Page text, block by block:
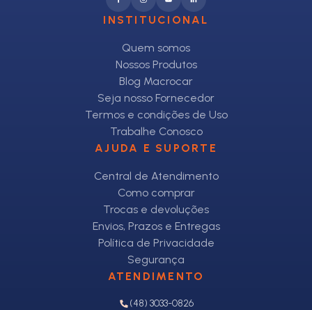
INSTITUCIONAL
Quem somos
Nossos Produtos
Blog Macrocar
Seja nosso Fornecedor
Termos e condições de Uso
Trabalhe Conosco
AJUDA E SUPORTE
Central de Atendimento
Como comprar
Trocas e devoluções
Envios, Prazos e Entregas
Política de Privacidade
Segurança
ATENDIMENTO
(48) 3033-0826